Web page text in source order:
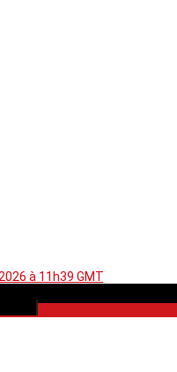
à 11h39 GMT